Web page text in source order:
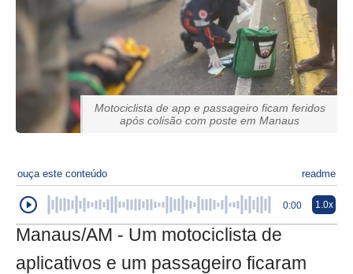
Motociclista de app e passageiro ficam feridos
após colisão com poste em Manaus
ouça este conteúdo readme
0:00 1.0x
Manaus/AM - Um motociclista de
aplicativos e um passageiro ficaram